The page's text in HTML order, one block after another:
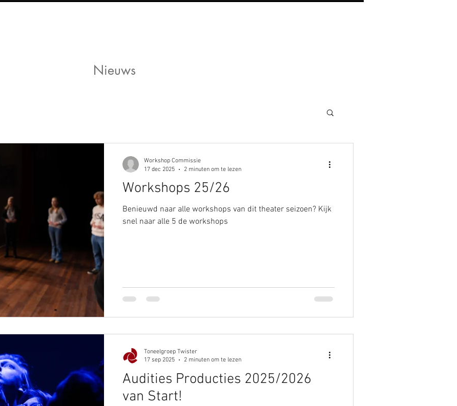
Nieuws
Workshops 25/26
Benieuwd naar alle workshops van dit theater seizoen? Kijk
snel naar alle 5 de workshops
Workshop Commissie
17 dec 2025
2 minuten om te lezen
Audities Producties 2025/2026
van Start!
Toneelgroep Twister
17 sep 2025
2 minuten om te lezen